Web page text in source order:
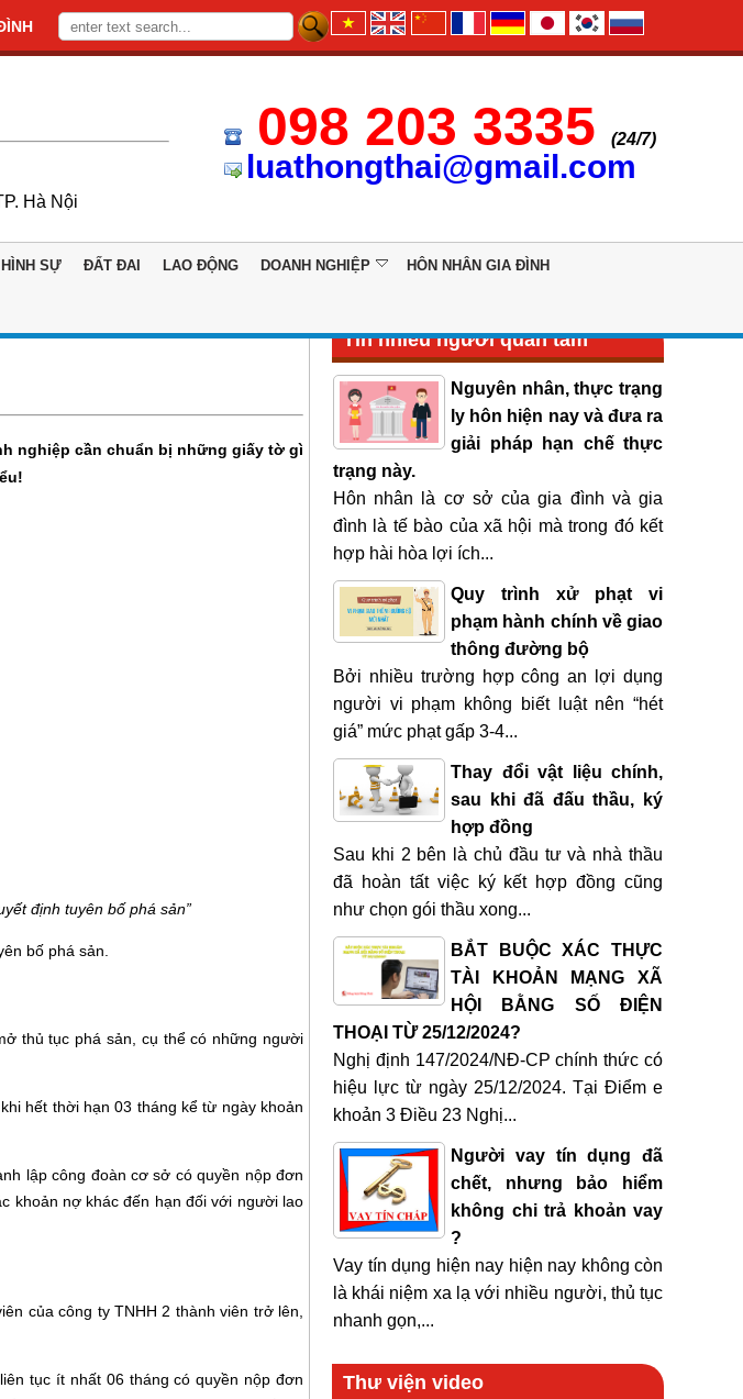
Hà Nội
098 203 3335 (24/7)
luathongthai@gmail.com
HÌNH SỰ ĐẤT ĐAI LAO ĐỘNG DOANH NGHIỆP HÔN NHÂN GIA ĐÌNH
nghiệp cần chuẩn bị những giấy tờ gì
định tuyên bố phá sản”
bố phá sản.
thủ tục phá sản, cụ thể có những người
hết thời hạn 03 tháng kể từ ngày khoản
lập công đoàn cơ sở có quyền nộp đơn
khoản nợ khác đến hạn đối với người lao
của công ty TNHH 2 thành viên trở lên,
tục ít nhất 06 tháng có quyền nộp đơn
Tin nhiều người quan tâm
Nguyên nhân, thực trạng
ly hôn hiện nay và đưa ra
giải pháp hạn chế thực
trạng này.
Hôn nhân là cơ sở của gia đình và gia
đình là tế bào của xã hội mà trong đó kết
hợp hài hòa lợi ích...
Quy trình xử phạt vi
phạm hành chính về giao
thông đường bộ
Bởi nhiều trường hợp công an lợi dụng
người vi phạm không biết luật nên “hét
giá” mức phạt gấp 3-4...
Thay đổi vật liệu chính,
sau khi đã đấu thầu, ký
hợp đồng
Sau khi 2 bên là chủ đầu tư và nhà thầu
đã hoàn tất việc ký kết hợp đồng cũng
như chọn gói thầu xong...
BẮT BUỘC XÁC THỰC
TÀI KHOẢN MẠNG XÃ
HỘI BẰNG SỐ ĐIỆN
THOẠI TỪ 25/12/2024?
Nghị định 147/2024/NĐ-CP chính thức có
hiệu lực từ ngày 25/12/2024. Tại Điểm e
khoản 3 Điều 23 Nghị...
Người vay tín dụng đã
chết, nhưng bảo hiểm
không chi trả khoản vay
?
Vay tín dụng hiện nay hiện nay không còn
là khái niệm xa lạ với nhiều người, thủ tục
nhanh gọn,...
Thư viện video